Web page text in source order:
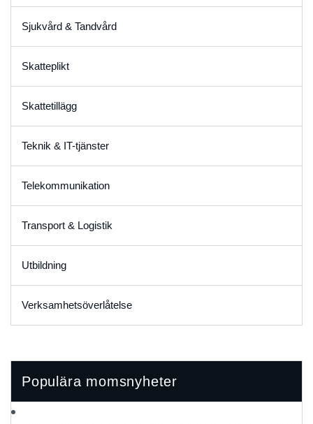
Sjukvård & Tandvård
Skatteplikt
Skattetillägg
Teknik & IT-tjänster
Telekommunikation
Transport & Logistik
Utbildning
Verksamhetsöverlåtelse
Populära momsnyheter